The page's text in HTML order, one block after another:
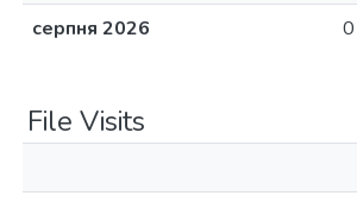
серпня 2026
0
File Visits